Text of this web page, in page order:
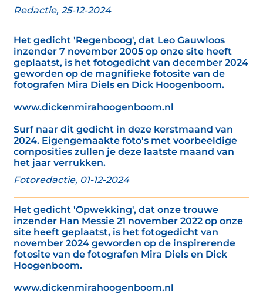
Redactie, 25-12-2024
Het gedicht 'Regenboog', dat Leo Gauwloos
inzender 7 november 2005 op onze site heeft
geplaatst, is het fotogedicht van december 2024
geworden op de magnifieke fotosite van de
fotografen Mira Diels en Dick Hoogenboom.
www.dickenmirahoogenboom.nl
Surf naar dit gedicht in deze kerstmaand van
2024. Eigengemaakte foto's met voorbeeldige
composities zullen je deze laatste maand van
het jaar verrukken.
Fotoredactie, 01-12-2024
Het gedicht 'Opwekking', dat onze trouwe
inzender Han Messie 21 november 2022 op onze
site heeft geplaatst, is het fotogedicht van
november 2024 geworden op de inspirerende
fotosite van de fotografen Mira Diels en Dick
Hoogenboom.
www.dickenmirahoogenboom.nl